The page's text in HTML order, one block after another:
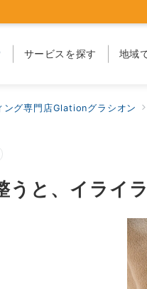
サービスを探す 地域
ング専門店Glationグラシオン
うと、イライ